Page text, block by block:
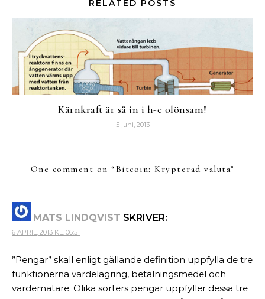
RELATED POSTS
Kärnkraft är så in i h-e olönsam!
5 juni, 2013
One comment on “Bitcoin: Krypterad valuta”
MATS LINDQVIST SKRIVER:
6 APRIL, 2013 KL. 06:51
”Pengar” skall enligt gällande definition uppfylla de tre
funktionerna värdelagring, betalningsmedel och
värdemätare. Olika sorters pengar uppfyller dessa tre